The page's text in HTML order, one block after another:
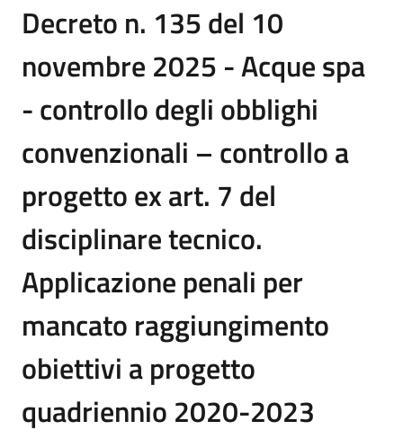
Decreto n. 135 del 10
novembre 2025 - Acque spa
- controllo degli obblighi
convenzionali – controllo a
progetto ex art. 7 del
disciplinare tecnico.
Applicazione penali per
mancato raggiungimento
obiettivi a progetto
quadriennio 2020-2023